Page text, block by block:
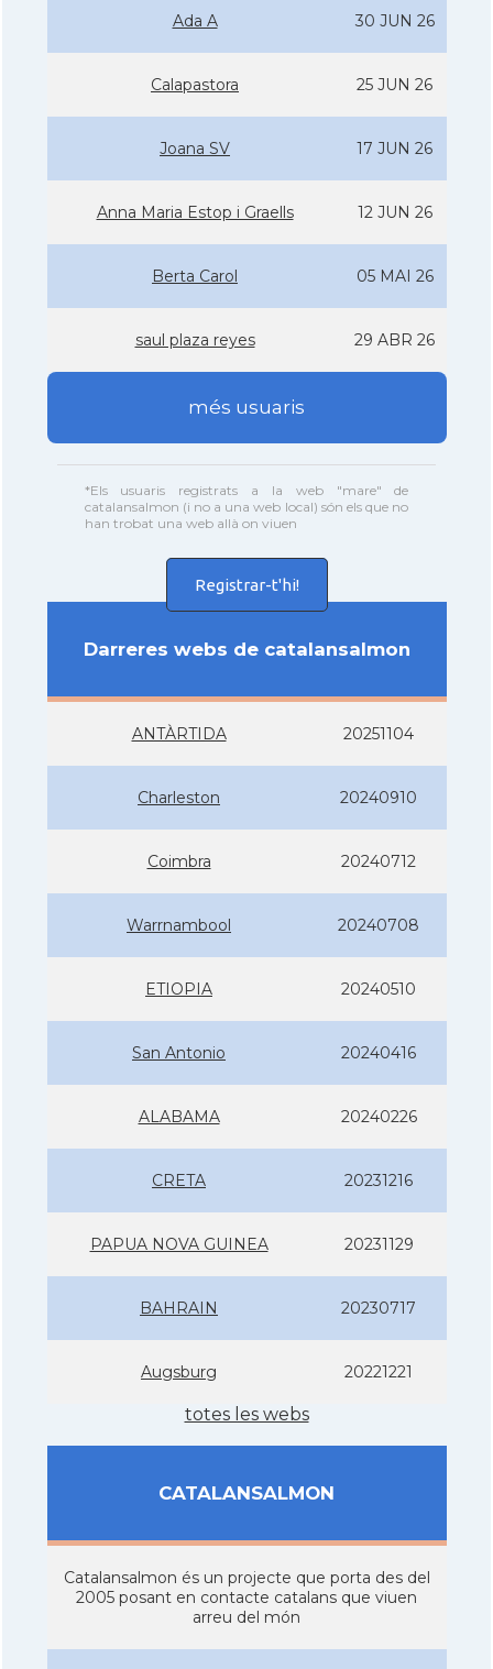
Ada A 30 JUN 26
Calapastora 25 JUN 26
Joana SV 17 JUN 26
Anna Maria Estop i Graells 12 JUN 26
Berta Carol 05 MAI 26
saul plaza reyes 29 ABR 26
més usuaris
*Els usuaris registrats a la web "mare" de
catalansalmon (i no a una web local) són els que no
han trobat una web allà on viuen
Registrar-t'hi!
Darreres webs de catalansalmon
ANTÀRTIDA 20251104
Charleston 20240910
Coimbra 20240712
Warrnambool 20240708
ETIOPIA 20240510
San Antonio 20240416
ALABAMA 20240226
CRETA 20231216
PAPUA NOVA GUINEA 20231129
BAHRAIN 20230717
Augsburg 20221221
totes les webs
CATALANSALMON
Catalansalmon és un projecte que porta des del
2005 posant en contacte catalans que viuen
arreu del món